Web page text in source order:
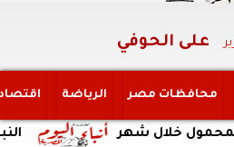
على الحوفي
محافظات مصر الرياضة
النبؤة خلال شهر